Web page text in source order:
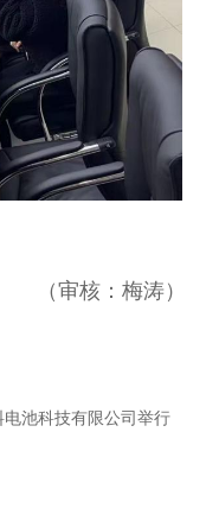
（审核：梅涛）
池科技有限公司举行